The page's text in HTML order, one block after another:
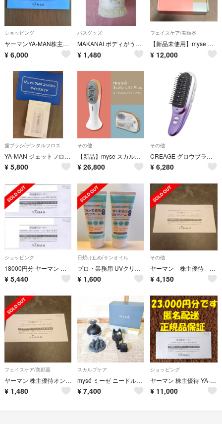
ショッピング
ヤーマンYA-MAN株主優待券1万円分
¥ 6,000
バスグッズ
MAKANAI ボディがうなづく和紙タオル 白
¥ 1,480
フェイスケア/美顔器
【新品未使用】myse 超音波美顔器 ディープスキンクリア MS-43P
¥ 12,000
歯ブラシ/デンタルフロス
YA-MAN ジェットフロス コンパクト YOI-100W
¥ 5,800
その他
【新品】myse スカルプリフトプラス MS-82W-1 ★ポーチセット
¥ 26,800
その他
CREAGE グロウブラシ CR-04
¥ 6,280
ショッピング
18000円分 ヤーマン 株主優待券 オンラインストア
¥ 5,440
日焼け止め/サンオイル
プロ・業務用 UVクリーム氷冷(50g)
¥ 1,600
その他
ヤーマン 株主優待 13000円
¥ 4,150
フェイスケア/美顔器
ヤーマン 株主優待オンラインストア 割引クーポン 5000円 YA-MAN
¥ 1,480
スカルプケア
mysé ミーゼ ニードルヘッドスパリフト MS-30G 頭皮 フェイスケア
¥ 7,400
ショッピング
ヤーマン 株主優待 YA-MAN
¥ 11,000